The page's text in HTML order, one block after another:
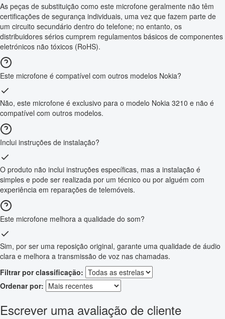
As peças de substituição como este microfone geralmente não têm
certificações de segurança individuais, uma vez que fazem parte de
um circuito secundário dentro do telefone; no entanto, os
distribuidores sérios cumprem regulamentos básicos de componentes
eletrónicos não tóxicos (RoHS).
Este microfone é compatível com outros modelos Nokia?
Não, este microfone é exclusivo para o modelo Nokia 3210 e não é
compatível com outros modelos.
Inclui instruções de instalação?
O produto não inclui instruções específicas, mas a instalação é
simples e pode ser realizada por um técnico ou por alguém com
experiência em reparações de telemóveis.
Este microfone melhora a qualidade do som?
Sim, por ser uma reposição original, garante uma qualidade de áudio
clara e melhora a transmissão de voz nas chamadas.
Filtrar por classificação:
Ordenar por:
Escrever uma avaliação de cliente